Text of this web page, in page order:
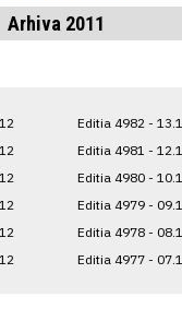
1 EGP= 0.0860
1 HUF= 1.2223
1 MXN= 0.2227
1 NOK= 0.4191
1 RSD= 0.0425
1 RUB= 0.0530
1 TRY= 0.1141
Arhiva 2011
Editia 4982 -
Editia 4981 -
Editia 4980 -
Editia 4979 -
Editia 4978 -
Editia 4977 -